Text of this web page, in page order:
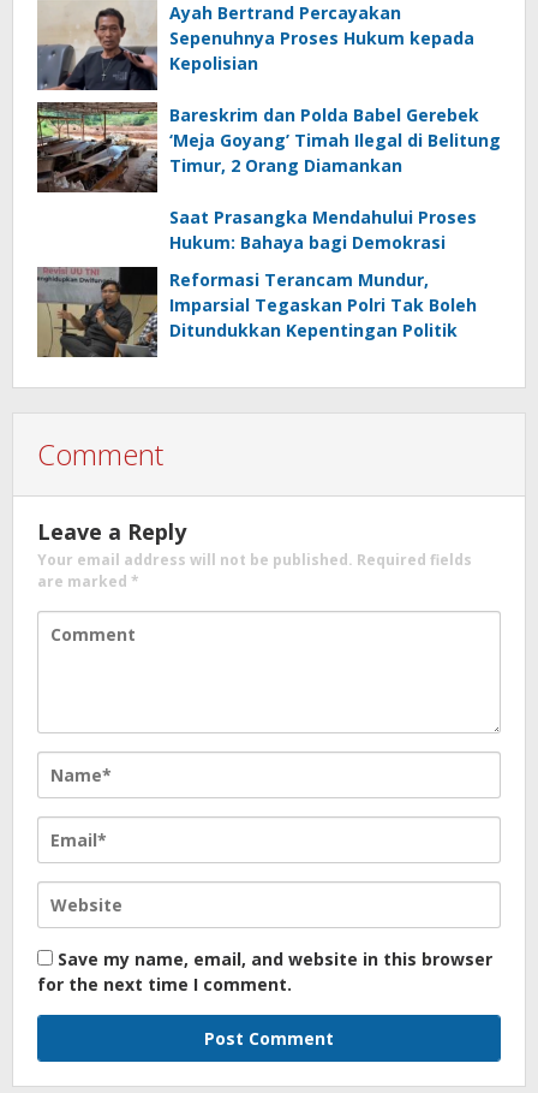
Ayah Bertrand Percayakan
Sepenuhnya Proses Hukum kepada
Kepolisian
Bareskrim dan Polda Babel Gerebek
‘Meja Goyang’ Timah Ilegal di Belitung
Timur, 2 Orang Diamankan
Saat Prasangka Mendahului Proses
Hukum: Bahaya bagi Demokrasi
Reformasi Terancam Mundur,
Imparsial Tegaskan Polri Tak Boleh
Ditundukkan Kepentingan Politik
Comment
Leave a Reply
Your email address will not be published. Required fields
are marked *
Save my name, email, and website in this browser
for the next time I comment.